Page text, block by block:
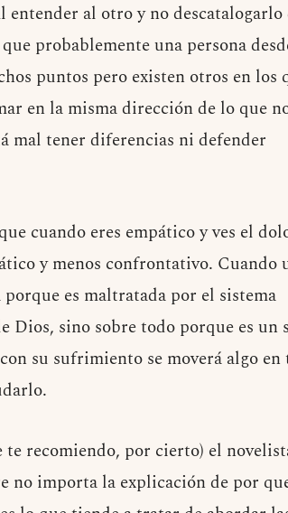
al otro y no descatalogarlo
probablemente una persona
puntos pero existen otros en los
en la misma dirección de lo que
mal tener diferencias ni defender
cuando eres empático y ves el
y menos confrontativo. Cuando
es maltratada por el sistema
sino sobre todo porque es un
su sufrimiento se moverá algo en
recomiendo, por cierto) el
no importa la explicación de por